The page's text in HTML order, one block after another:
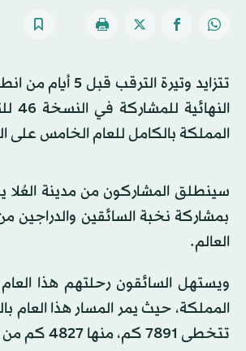
المملكة بالكامل للعام الخامس على
بمشاركة نخبة السائقين والدراجين
العالم.
ويستهل السائقون رحلتهم هذا
المملكة، حيث يمر المسار هذا العام
تتخطى 7891 كم، منها 4827 كم من المراحل الخاصة الخاضعة للتوقيت.